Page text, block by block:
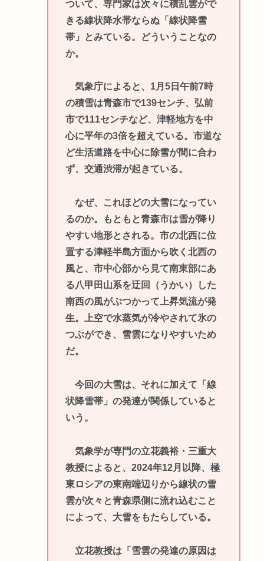
ついて、専門家は次々に積乱雲がで
きる線状降水帯ならぬ「線状降雪
帯」とみている。どういうことなの
か。
気象庁によると、1月5日午前7時
の積雪は青森市で139センチ、弘前
市で111センチなど、津軽地方を中
心に平年の3倍を超えている。市道な
ど生活道路を中心に除雪が間に合わ
ず、交通渋滞が起きている。
なぜ、これほどの大雪になってい
るのか。もともと青森市は雪が降り
やすい地形とされる。市の北西に位
置する津軽半島方面から吹く北西の
風と、市中心部から見て南東部にあ
る八甲田山系を迂回（うかい）した
南西の風がぶつかって上昇気流が発
生。上空で水蒸気が冷やされて氷の
つぶができ、雪雲になりやすいため
だ。
今回の大雪は、それに加えて「線
状降雪帯」の発達が関係していると
いう。
気象学が専門の立花義裕・三重大
教授によると、2024年12月以降、極
東ロシアの東南端辺りから線状の雪
雲が次々と青森県側に流れ込むこと
によって、大雪をもたらしている。
立花教授は「雪雲の発達の原因は